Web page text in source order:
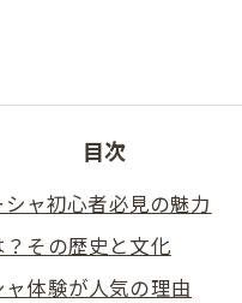
目次
ャ初心者必見の魅力
その歴史と文化
体験が人気の理由